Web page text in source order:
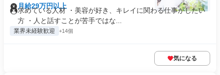
月給29万円以上
求めている人材 ・美容が好き、キレイに関わる仕事がしたい
方 ・人と話すことが苦手ではな...
業界未経験歓迎 +14個
気になる